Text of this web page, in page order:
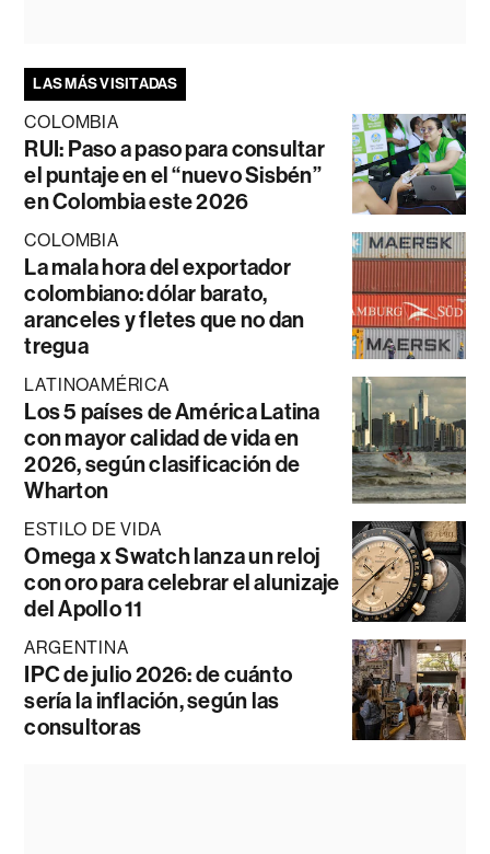
LAS MÁS VISITADAS
COLOMBIA
RUI: Paso a paso para consultar
el puntaje en el “nuevo Sisbén”
en Colombia este 2026
COLOMBIA
La mala hora del exportador
colombiano: dólar barato,
aranceles y fletes que no dan
tregua
LATINOAMÉRICA
Los 5 países de América Latina
con mayor calidad de vida en
2026, según clasificación de
Wharton
ESTILO DE VIDA
Omega x Swatch lanza un reloj
con oro para celebrar el alunizaje
del Apollo 11
ARGENTINA
IPC de julio 2026: de cuánto
sería la inflación, según las
consultoras